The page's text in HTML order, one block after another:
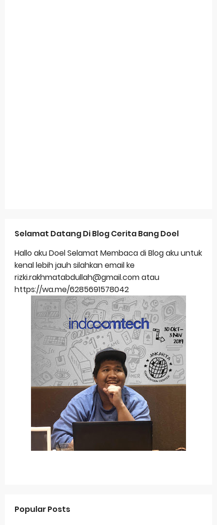
Selamat Datang Di Blog Cerita Bang Doel
Hallo aku Doel Selamat Membaca di Blog aku untuk
kenal lebih jauh silahkan email ke
rizki.rakhmatabdullah@gmail.com atau
https://wa.me/6285691578042
Popular Posts